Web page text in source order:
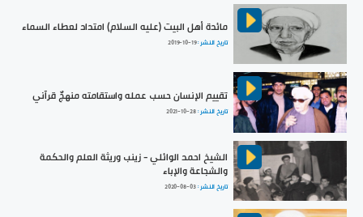
مائدة أهل البيت (عليه السلام) امتداد لعطاء السماء
تاريخ النشر :2019-10-19
تقييم الإنسان حسب عمله واستقامته منهجٌ قرآني
تاريخ النشر :2021-10-28
الشيخ احمد الوائلي - زينب وريثة العلم والحكمة
والشجاعة والإباء
تاريخ النشر :2020-08-03